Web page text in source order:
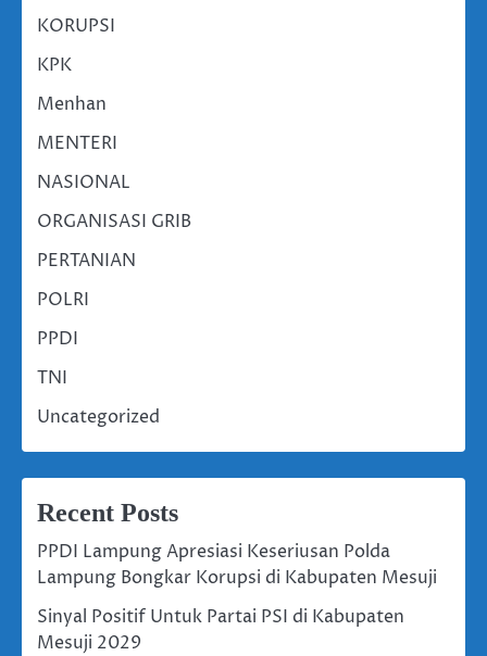
KORUPSI
KPK
Menhan
MENTERI
NASIONAL
ORGANISASI GRIB
PERTANIAN
POLRI
PPDI
TNI
Uncategorized
Recent Posts
PPDI Lampung Apresiasi Keseriusan Polda
Lampung Bongkar Korupsi di Kabupaten Mesuji
Sinyal Positif Untuk Partai PSI di Kabupaten
Mesuji 2029